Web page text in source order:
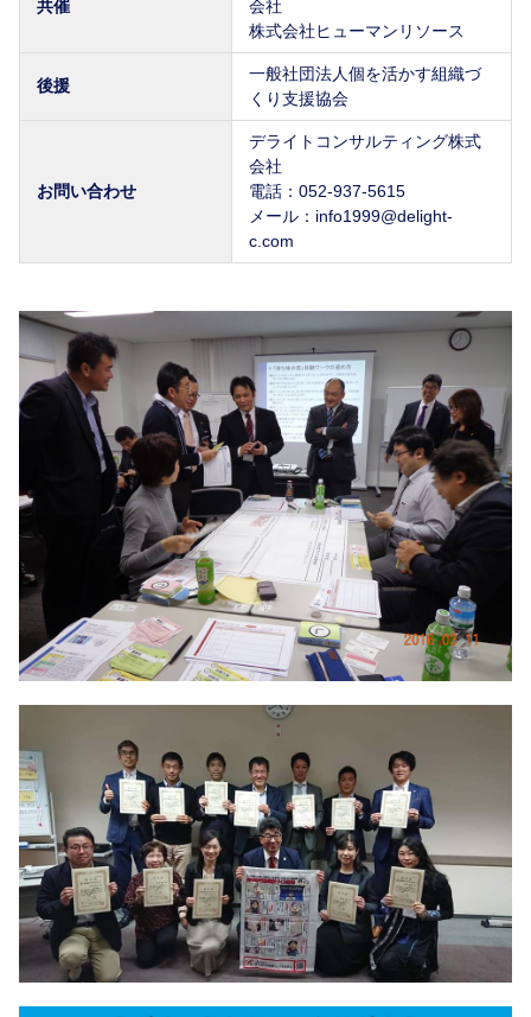
共催
会社
株式会社ヒューマンリソース
後援
一般社団法人個を活かす組織づ
くり支援協会
お問い合わせ
デライトコンサルティング株式
会社
電話：052-937-5615
メール：info1999@delight-
c.com